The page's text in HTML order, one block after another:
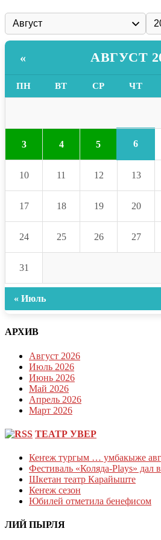
« АВГУСТ
ПН ВТ СР ЧТ
3 4 5 6
10 11 12 13
17 18 19 20
24 25 26 27
31
« Июль
АРХИВ
Август 2026
Июль 2026
Июнь 2026
Май 2026
Апрель 2026
Март 2026
ТЕАТР УВЕР
Кеҥеж тургым … умбакыже
Фестиваль «Коляда-Plays» дал
Шкетан театр Карайыште
Кеҥеж сезон
Юбилей отметила бенефисом
ЛИЙ ПЫРЛЯ